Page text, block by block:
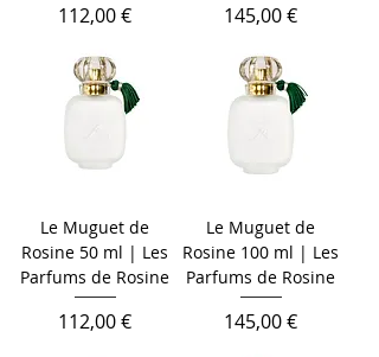
Cena
112,00 € Cena
145,00 €
Le Muguet de
Rosine 50 ml | Les
Parfums de Rosine
Cena
112,00 €
Le Muguet de
Rosine 100 ml | Les
Parfums de Rosine
Cena
145,00 €